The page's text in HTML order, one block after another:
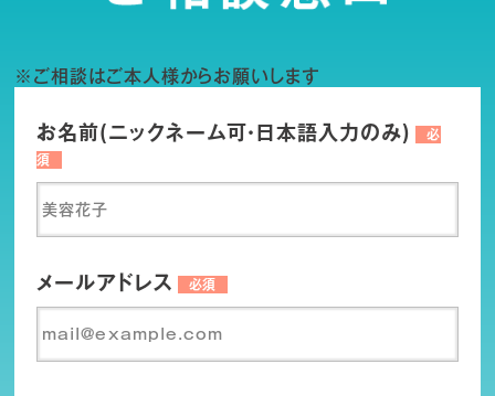
※ご相談はご本人様からお願いします
お名前(ニックネーム可・日本語入力のみ)
必
須
メールアドレス 必須